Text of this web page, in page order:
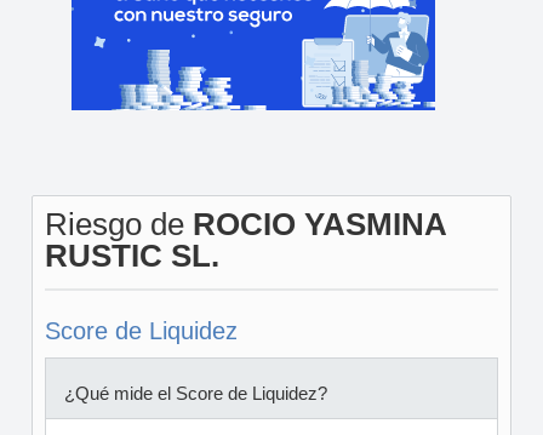
Riesgo de ROCIO YASMINA
RUSTIC SL.
Score de Liquidez
¿Qué mide el Score de Liquidez?